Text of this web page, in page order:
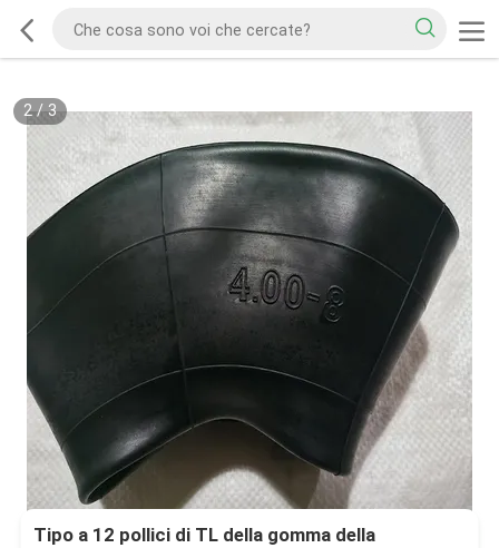
2/3
Tipo a 12 pollici di TL della gomma della